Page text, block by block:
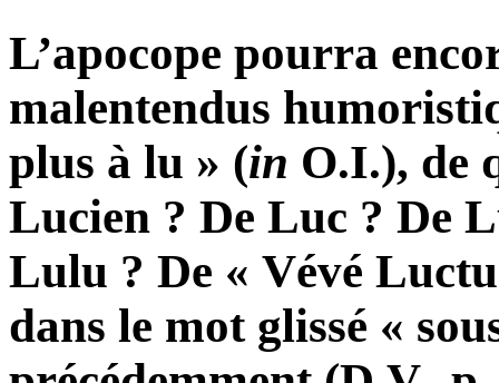
L’apocope pourra
malentendus
plus à lu » (in O.I.), de
Lucien ? De Luc ? De
Lulu ? De « Vévé
dans le mot glissé «